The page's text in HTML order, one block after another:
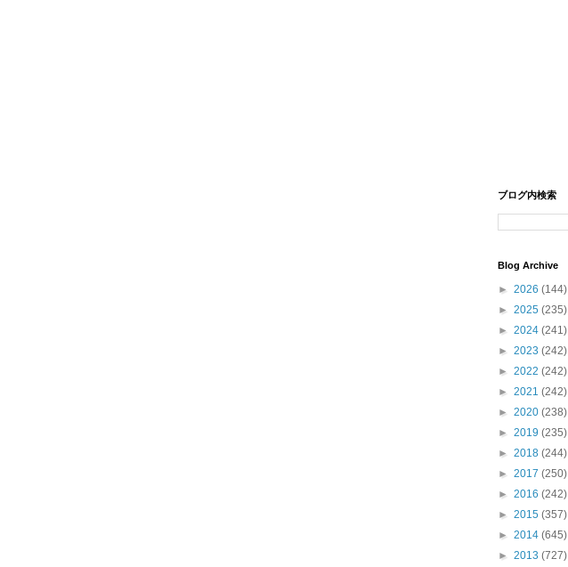
ブログ内検索
Blog Archive
► 2026 (144)
► 2025 (235)
► 2024 (241)
► 2023 (242)
► 2022 (242)
► 2021 (242)
► 2020 (238)
► 2019 (235)
► 2018 (244)
► 2017 (250)
► 2016 (242)
► 2015 (357)
► 2014 (645)
► 2013 (727)